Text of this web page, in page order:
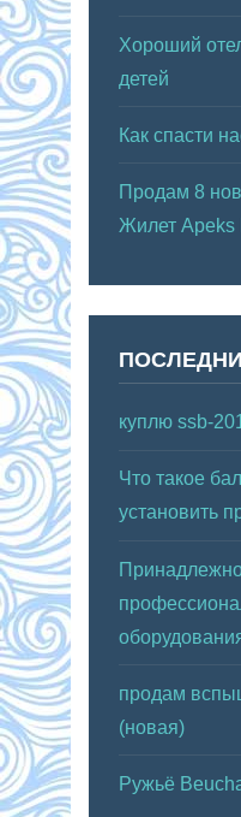
Хороший
детей
Как спасти
Продам 8
Жилет Apeks
куплю ssb-
Что такое
установить
продам
(новая)
Ружьё